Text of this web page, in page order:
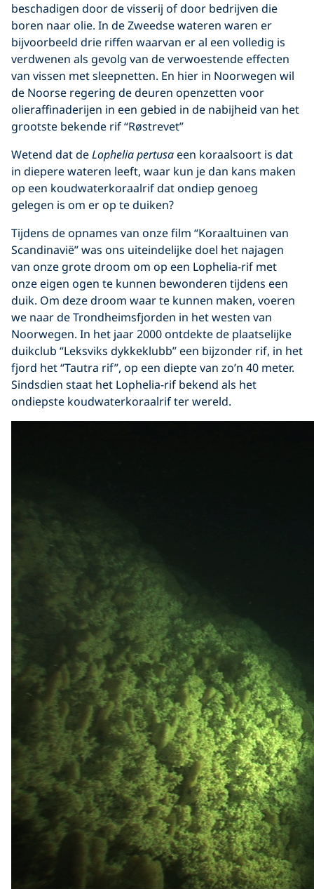
beschadigen door de visserij of door bedrijven die
boren naar olie. In de Zweedse wateren waren er
bijvoorbeeld drie riffen waarvan er al een volledig is
verdwenen als gevolg van de verwoestende effecten
van vissen met sleepnetten. En hier in Noorwegen wil
de Noorse regering de deuren openzetten voor
olieraffinaderijen in een gebied in de nabijheid van het
grootste bekende rif “Røstrevet”
Wetend dat deLophelia pertusaeen koraalsoort is dat
in diepere wateren leeft, waar kun je dan kans maken
op een koudwaterkoraalrif dat ondiep genoeg
gelegen is om er op te duiken?
Tijdens de opnames van onze film “Koraaltuinen van
Scandinavië” was ons uiteindelijke doel het najagen
van onze grote droom om op een Lophelia-rif met
onze eigen ogen te kunnen bewonderen tijdens een
duik. Om deze droom waar te kunnen maken, voeren
we naar de Trondheimsfjorden in het westen van
Noorwegen. In het jaar 2000 ontdekte de plaatselijke
duikclub “Leksviks dykkeklubb” een bijzonder rif, in het
fjord het “Tautra rif”, op een diepte van zo’n 40 meter.
Sindsdien staat het Lophelia-rif bekend als het
ondiepste koudwaterkoraalrif ter wereld.